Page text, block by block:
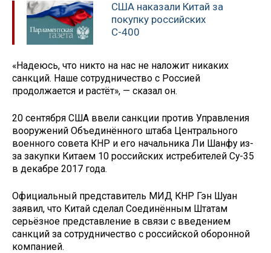
США наказали Китай за
покупку российских
С-400
«Надеюсь, что никто на нас не наложит никаких
санкций. Наше сотрудничество с Россией
продолжается и растёт», — сказал он.
20 сентября США ввели санкции против Управления
вооружений Объединённого штаба Центрального
военного совета КНР и его начальника Ли Шанфу из-
за закупки Китаем 10 российских истребителей Су-35
в декабре 2017 года.
Официальный представитель МИД КНР Гэн Шуан
заявил, что Китай сделал Соединённым Штатам
серьёзное представление в связи с введением
санкций за сотрудничество с российской оборонной
компанией.